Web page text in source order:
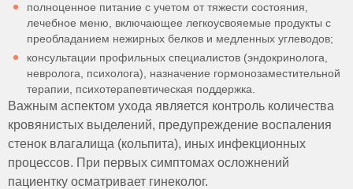
полноценное питание с учетом от тяжести состояния,
лечебное меню, включающее легкоусвояемые продукты с
преобладанием нежирных белков и медленных углеводов;
консультации профильных специалистов (эндокринолога,
невролога, психолога), назначение гормонозаместительной
терапии, психотерапевтическая поддержка.
Важным аспектом ухода является контроль количества
кровянистых выделений, предупреждение воспаления
стенок влагалища (кольпита), иных инфекционных
процессов. При первых симптомах осложнений
пациентку осматривает гинеколог.